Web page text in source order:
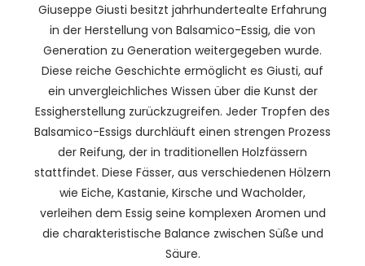
Giuseppe Giusti besitzt jahrhundertealte Erfahrung
in der Herstellung von Balsamico-Essig, die von
Generation zu Generation weitergegeben wurde.
Diese reiche Geschichte ermöglicht es Giusti, auf
ein unvergleichliches Wissen über die Kunst der
Essigherstellung zurückzugreifen. Jeder Tropfen des
Balsamico-Essigs durchläuft einen strengen Prozess
der Reifung, der in traditionellen Holzfässern
stattfindet. Diese Fässer, aus verschiedenen Hölzern
wie Eiche, Kastanie, Kirsche und Wacholder,
verleihen dem Essig seine komplexen Aromen und
die charakteristische Balance zwischen Süße und
Säure.